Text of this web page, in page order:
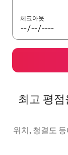
체크아웃
최고 평
위치, 청결도